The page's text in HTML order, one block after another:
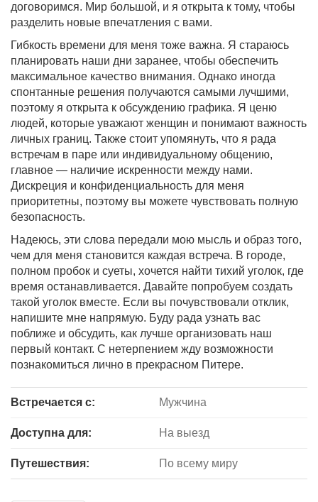
договоримся. Мир большой, и я открыта к тому, чтобы
разделить новые впечатления с вами.
Гибкость времени для меня тоже важна. Я стараюсь
планировать наши дни заранее, чтобы обеспечить
максимальное качество внимания. Однако иногда
спонтанные решения получаются самыми лучшими,
поэтому я открыта к обсуждению графика. Я ценю
людей, которые уважают женщин и понимают важность
личных границ. Также стоит упомянуть, что я рада
встречам в паре или индивидуальному общению,
главное — наличие искренности между нами.
Дискреция и конфиденциальность для меня
приоритетны, поэтому вы можете чувствовать полную
безопасность.
Надеюсь, эти слова передали мою мысль и образ того,
чем для меня становится каждая встреча. В городе,
полном пробок и суеты, хочется найти тихий уголок, где
время останавливается. Давайте попробуем создать
такой уголок вместе. Если вы почувствовали отклик,
напишите мне напрямую. Буду рада узнать вас
поближе и обсудить, как лучше организовать наш
первый контакт. С нетерпением жду возможности
познакомиться лично в прекрасном Питере.
Встречается с: Мужчина
Доступна для: На выезд
Путешествия: По всему миру